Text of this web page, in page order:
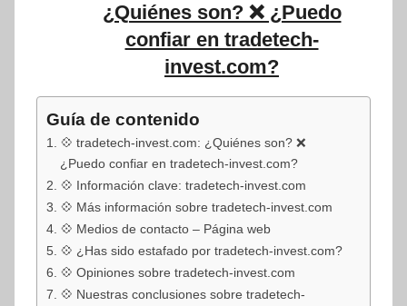
¿Quiénes son? ❌ ¿Puedo
confiar en tradetech-
invest.com?
Guía de contenido
💠 tradetech-invest.com: ¿Quiénes son? ❌
¿Puedo confiar en tradetech-invest.com?
💠 Información clave: tradetech-invest.com
💠 Más información sobre tradetech-invest.com
💠 Medios de contacto – Página web
💠 ¿Has sido estafado por tradetech-invest.com?
💠 Opiniones sobre tradetech-invest.com
💠 Nuestras conclusiones sobre tradetech-